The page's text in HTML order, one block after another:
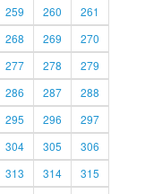
259 260
261
268 269
270
277 278
279
286 287
288
295 296
297
304 305
306
313 314
315